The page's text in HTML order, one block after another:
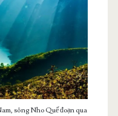
sông Nho Quế đoạn qua